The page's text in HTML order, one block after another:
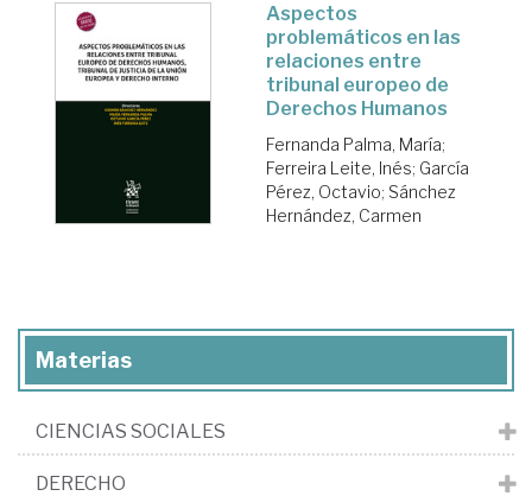
Aspectos
problemáticos en las
relaciones entre
tribunal europeo de
Derechos Humanos
Fernanda Palma, María;
Ferreira Leite, Inés; García
Pérez, Octavio; Sánchez
Hernández, Carmen
Materias
CIENCIAS SOCIALES
DERECHO